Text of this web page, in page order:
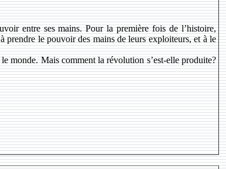
entre ses mains. Pour la première fois de l’histoire,
prendre le pouvoir des mains de leurs exploiteurs, et à le
monde. Mais comment la révolution s’est-elle produite?